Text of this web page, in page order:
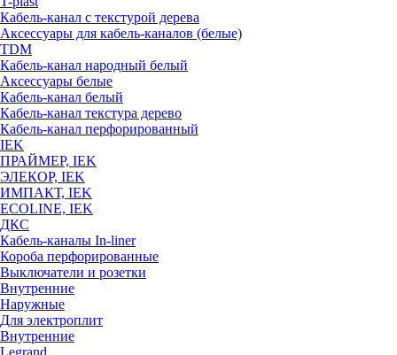
Кабель-канал с текстурой дерева
Аксессуары для кабель-каналов (белые)
TDM
Кабель-канал народный белый
Аксессуары белые
Кабель-канал белый
Кабель-канал текстура дерево
Кабель-канал перфорированный
IEK
ПРАЙМЕР, IEK
ЭЛЕКОР, IEK
ИМПАКТ, IEK
ECOLINE, IEK
ДКС
Кабель-каналы In-liner
Короба перфорированные
Выключатели и розетки
Внутренние
Наружные
Для электроплит
Внутренние
Legrand